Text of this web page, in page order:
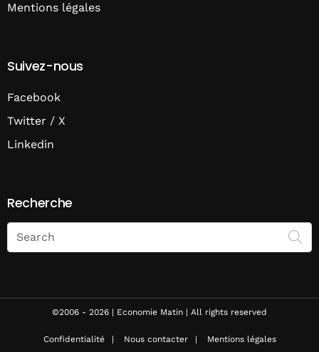
Mentions légales
Suivez-nous
Facebook
Twitter / X
Linkedin
Recherche
Search
on
Economie
©2006 - 2026 | Economie Matin | All rights reserved
Confidentialité Nous contacter Mentions légales